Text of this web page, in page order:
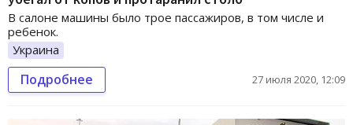
В салоне машины было трое пассажиров, в том числе и
ребенок.
Украина
Подробнее 27 июля 2020, 12:09